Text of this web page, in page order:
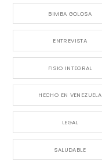
BIMBA GOLOSA
ENTREVISTA
FISIO INTEGRAL
HECHO EN VENEZUELA
LEGAL
SALUDABLE